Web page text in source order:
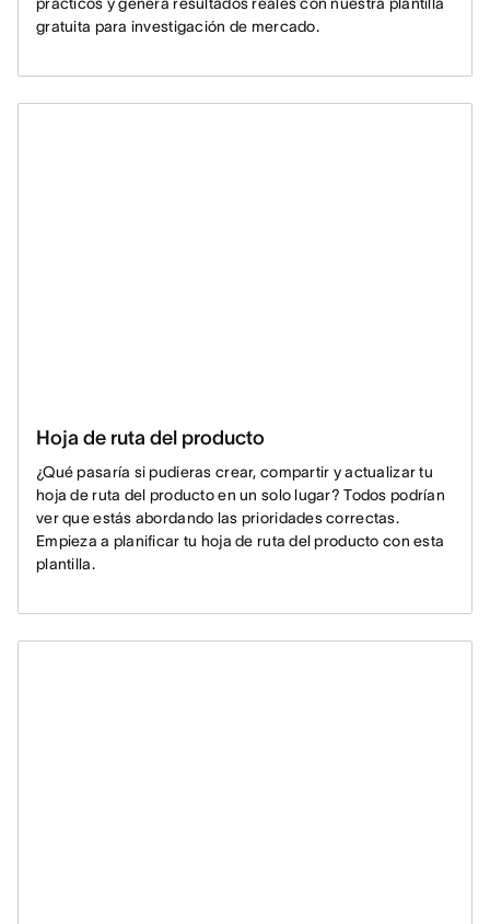
prácticos y genera resultados reales con nuestra plantilla
gratuita para investigación de mercado.
Hoja de ruta del producto
¿Qué pasaría si pudieras crear, compartir y actualizar tu
hoja de ruta del producto en un solo lugar? Todos podrían
ver que estás abordando las prioridades correctas.
Empieza a planificar tu hoja de ruta del producto con esta
plantilla.